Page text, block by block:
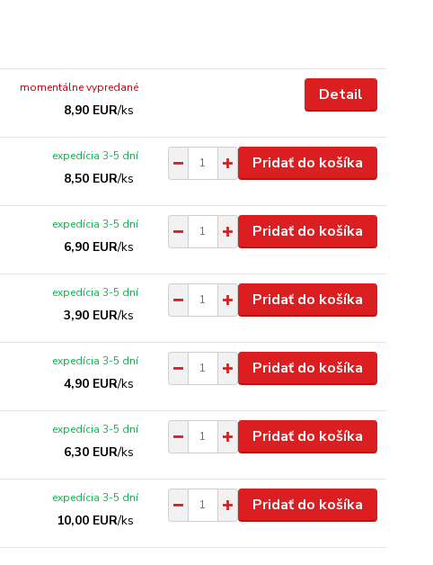
8,90 EUR/ks
momentálne vypredané Detail
8,50 EUR/ks
expedícia 3-5 dní Pridať do košíka
6,90 EUR/ks
expedícia 3-5 dní Pridať do košíka
3,90 EUR/ks
expedícia 3-5 dní Pridať do košíka
4,90 EUR/ks
expedícia 3-5 dní Pridať do košíka
6,30 EUR/ks
expedícia 3-5 dní Pridať do košíka
10,00 EUR/ks
expedícia 3-5 dní Pridať do košíka